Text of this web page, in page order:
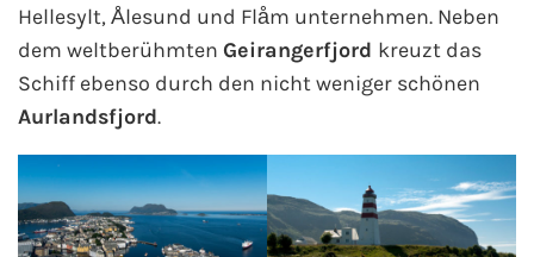
Kreuzfahrt-Quiz
Reiseversicherungen
Flug buchen
Kreuzfahrt-Themen
Hellesylt, Ålesund und Flåm unternehmen. Neben
dem weltberühmten Geirangerfjord kreuzt das
Schiff ebenso durch den nicht weniger schönen
Aurlandsfjord.